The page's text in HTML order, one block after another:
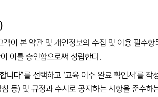
이 본 약관 및 개인정보의 수집 및 이용 필수
이를 승인함으로써 성립한다.
니다”를 선택하고 ‘교육 이수 완료 확인서’를
등) 및 규정과 수시로 공지하는 사항을 준수하